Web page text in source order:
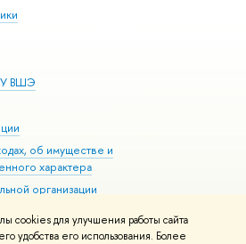
cookies для улучшения работы сайта
удобства его использования. Более
ВШЭ
об имуществе и
характера
организации
здоровья